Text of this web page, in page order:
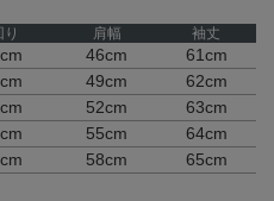
り 肩幅 袖丈
46cm
61cm
49cm
62cm
52cm
63cm
55cm
64cm
58cm 65cm